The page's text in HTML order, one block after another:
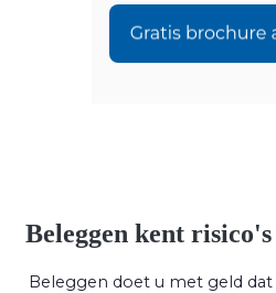
Beleggen kent risico's
Beleggen doet u met geld